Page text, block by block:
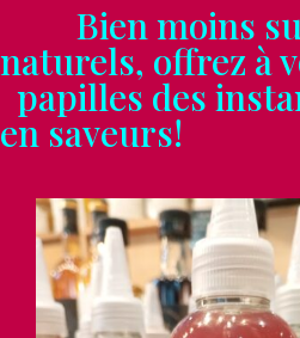
Bien moins
naturels,
papilles des
en saveurs!